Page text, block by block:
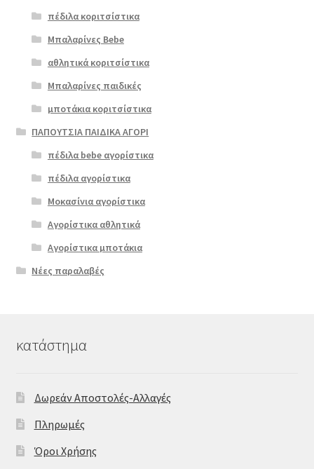
πέδιλα κοριτσίστικα
Μπαλαρίνες Bebe
αθλητικά κοριτσίστικα
Μπαλαρίνες παιδικές
μποτάκια κοριτσίστικα
ΠΑΠΟΥΤΣΙΑ ΠΑΙΔΙΚΑ ΑΓΟΡΙ
πέδιλα bebe αγορίστικα
πέδιλα αγορίστικα
Μοκασίνια αγορίστικα
Αγορίστικα αθλητικά
Αγορίστικα μποτάκια
Νέες παραλαβές
κατάστημα
Δωρεάν Αποστολές-Αλλαγές
Πληρωμές
Όροι Χρήσης